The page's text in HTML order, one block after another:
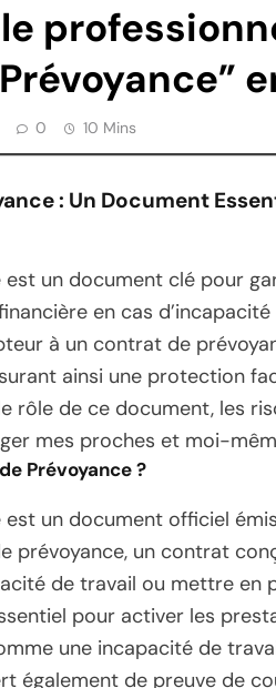
0 10 Mins
: Un Document
un document clé pour
en cas
à un contrat de
ainsi une protection
rôle de ce document, les
mes proches et moi-
Prévoyance ?
un document officiel
prévoyance, un contrat
de travail ou mettre en
pour activer les
une incapacité de
également de preuve de